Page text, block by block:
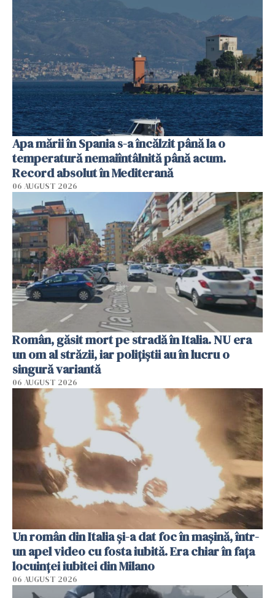
Apa mării în Spania s-a încălzit până la o
temperatură nemaiîntâlnită până acum.
Record absolut în Mediterană
06 AUGUST 2026
Român, găsit mort pe stradă în Italia. NU era
un om al străzii, iar polițiștii au în lucru o
singură variantă
06 AUGUST 2026
Un român din Italia și-a dat foc în mașină, într-
un apel video cu fosta iubită. Era chiar în fața
locuinței iubitei din Milano
06 AUGUST 2026